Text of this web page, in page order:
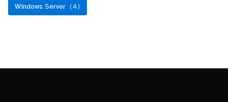
Windows Server (4)